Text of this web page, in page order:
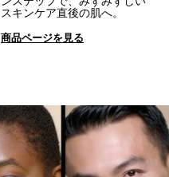
スキンケア直後の肌へ。
商品ページを見る